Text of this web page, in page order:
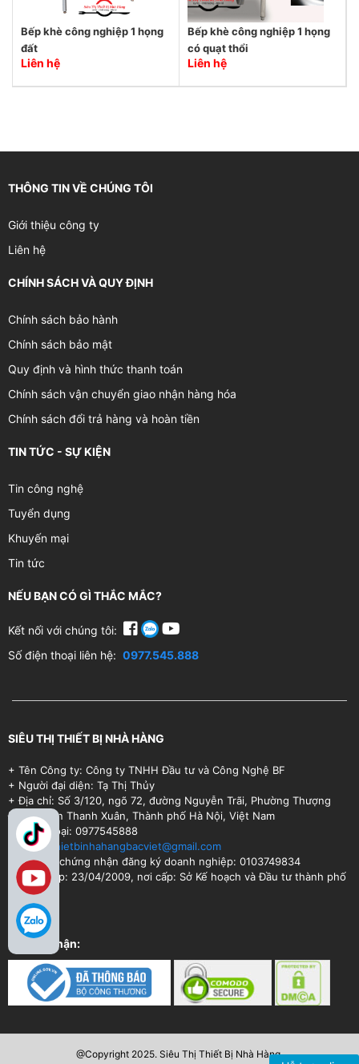
Bếp khè công nghiệp 1 họng
đất
Liên hệ
Bếp khè công nghiệp 1 họng
có quạt thổi
Liên hệ
THÔNG TIN VỀ CHÚNG TÔI
Giới thiệu công ty
Liên hệ
CHÍNH SÁCH VÀ QUY ĐỊNH
Chính sách bảo hành
Chính sách bảo mật
Quy định và hình thức thanh toán
Chính sách vận chuyển giao nhận hàng hóa
Chính sách đổi trả hàng và hoàn tiền
TIN TỨC - SỰ KIỆN
Tin công nghệ
Tuyển dụng
Khuyến mại
Tin tức
NẾU BẠN CÓ GÌ THẮC MẮC?
Kết nối với chúng tôi:
Số điện thoại liên hệ: 0977.545.888
SIÊU THỊ THIẾT BỊ NHÀ HÀNG
+ Tên Công ty: Công ty TNHH Đầu tư và Công Nghệ BF
+ Người đại diện: Tạ Thị Thủy
+ Địa chỉ: Số 3/120, ngõ 72, đường Nguyễn Trãi, Phường Thượng
Đình, Quận Thanh Xuân, Thành phố Hà Nội, Việt Nam
+ Điện thoại: 0977545888
+ Email: thietbinhahangbacviet@gmail.com
+ Số Giấy chứng nhận đăng ký doanh nghiệp: 0103749834
+ Ngày cấp: 23/04/2009, nơi cấp: Sở Kế hoạch và Đầu tư thành phố
Hà Nội.
Chứng nhận:
@Copyright 2025. Siêu Thị Thiết Bị Nhà Hàng.